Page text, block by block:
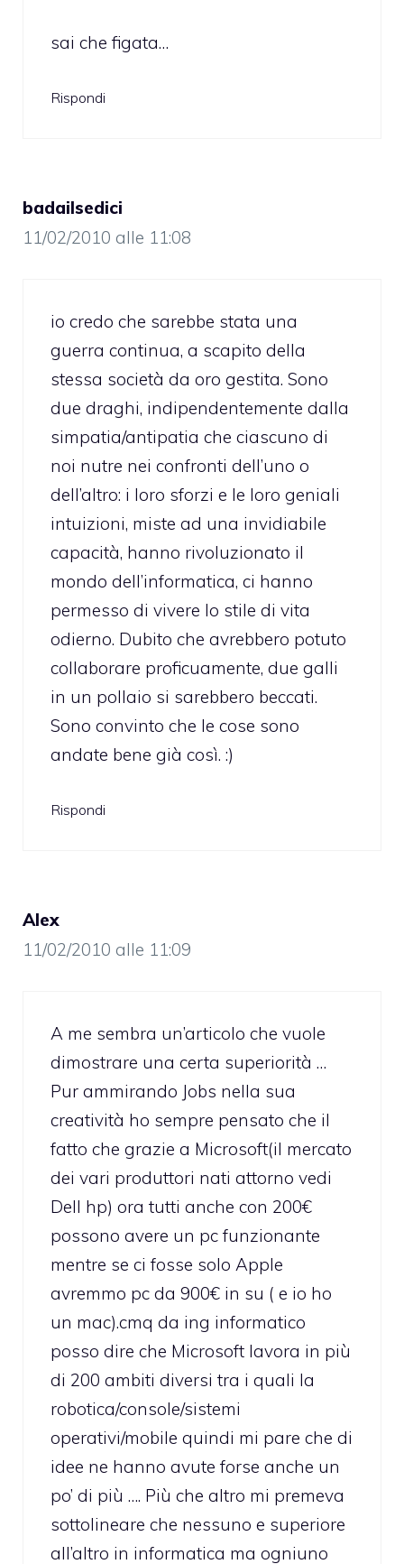
sai che figata…
Rispondi
badailsedici
11/02/2010 alle 11:08
io credo che sarebbe stata una
guerra continua, a scapito della
stessa società da oro gestita. Sono
due draghi, indipendentemente dalla
simpatia/antipatia che ciascuno di
noi nutre nei confronti dell’uno o
dell’altro: i loro sforzi e le loro geniali
intuizioni, miste ad una invidiabile
capacità, hanno rivoluzionato il
mondo dell’informatica, ci hanno
permesso di vivere lo stile di vita
odierno. Dubito che avrebbero potuto
collaborare proficuamente, due galli
in un pollaio si sarebbero beccati.
Sono convinto che le cose sono
andate bene già così. :)
Rispondi
Alex
11/02/2010 alle 11:09
A me sembra un’articolo che vuole
dimostrare una certa superiorità …
Pur ammirando Jobs nella sua
creatività ho sempre pensato che il
fatto che grazie a Microsoft(il mercato
dei vari produttori nati attorno vedi
Dell hp) ora tutti anche con 200€
possono avere un pc funzionante
mentre se ci fosse solo Apple
avremmo pc da 900€ in su ( e io ho
un mac).cmq da ing informatico
posso dire che Microsoft lavora in più
di 200 ambiti diversi tra i quali la
robotica/console/sistemi
operativi/mobile quindi mi pare che di
idee ne hanno avute forse anche un
po’ di più …. Più che altro mi premeva
sottolineare che nessuno e superiore
all’altro in informatica ma ogniuno